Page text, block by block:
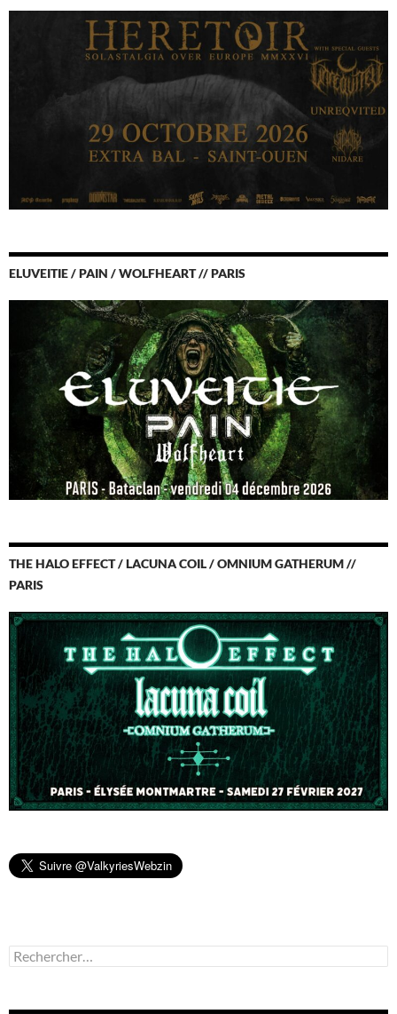
ELUVEITIE / PAIN / WOLFHEART // PARIS
THE HALO EFFECT / LACUNA COIL / OMNIUM GATHERUM //
PARIS
Rechercher :